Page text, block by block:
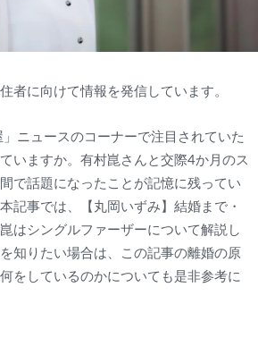
者に向けて情報を発信しています。
」ニュースのコーナーで注目されていた
いますか。有村崑さんと交際4か月のス
で話題になったことが記憶に残ってい
記事では、【丸岡いずみ】結婚まで・
はシングルファーザーについて解説し
知りたい場合は、この記事の離婚の原
をしているのかについても是非参考に